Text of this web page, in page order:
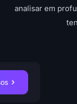
analisar em